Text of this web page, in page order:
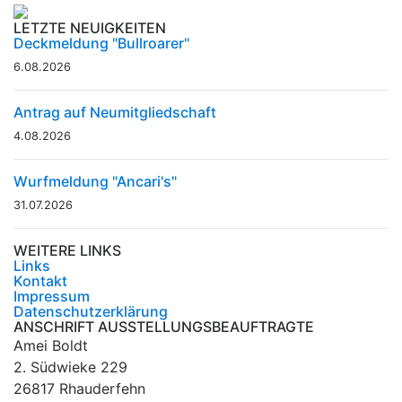
LETZTE NEUIGKEITEN
Deckmeldung "Bullroarer"
6.08.2026
Antrag auf Neumitgliedschaft
4.08.2026
Wurfmeldung "Ancari's"
31.07.2026
WEITERE LINKS
Links
Kontakt
Impressum
Datenschutzerklärung
ANSCHRIFT AUSSTELLUNGSBEAUFTRAGTE
Amei Boldt
2. Südwieke 229
26817 Rhauderfehn